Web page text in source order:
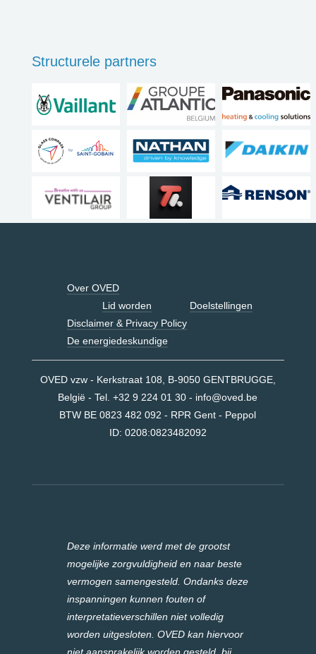
Structurele partners
Over OVED
Lid worden
Doelstellingen
Disclaimer & Privacy Policy
De energiedeskundige
OVED vzw - Kerkstraat 108, B-9050 GENTBRUGGE,
België - Tel. +32 9 224 01 30 - info@oved.be
BTW BE 0823 482 092 - RPR Gent - Peppol
ID: 0208:0823482092
Deze informatie werd met de grootst
mogelijke zorgvuldigheid en naar beste
vermogen samengesteld. Ondanks deze
inspanningen kunnen fouten of
interpretatieverschillen niet volledig
worden uitgesloten. OVED kan hiervoor